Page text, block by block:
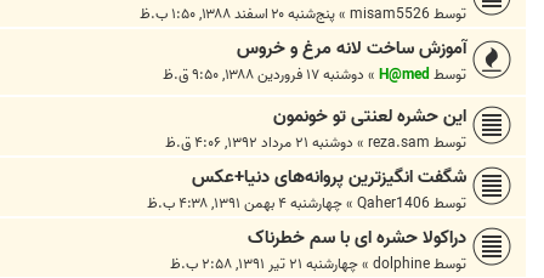
توسط misam5526
»پنج‌شنبه ۲۰ اسفند ۱۳۸۸, ۱:۵۰ ب.ظ
آموزش ساخت لانه مرغ و خروس
توسطH@med
» دوشنبه ۱۷ فروردین ۱۳۸۸, ۹:۵۰ ق.ظ
این حشره لعنتی تو خونمون
توسط reza.sam
» دوشنبه ۲۱ مرداد ۱۳۹۲, ۴:۰۶ ق.ظ
شگفت انگیزترین پروانه‌های دنیا+عکس
توسط Qaher1406
»چهارشنبه ۴ بهمن ۱۳۹۱, ۴:۳۸ ب.ظ
دراکولا حشره ای با سم خطرناک
توسطdolphine
»چهارشنبه ۲۱ تیر ۱۳۹۱, ۲:۵۸ ب.ظ